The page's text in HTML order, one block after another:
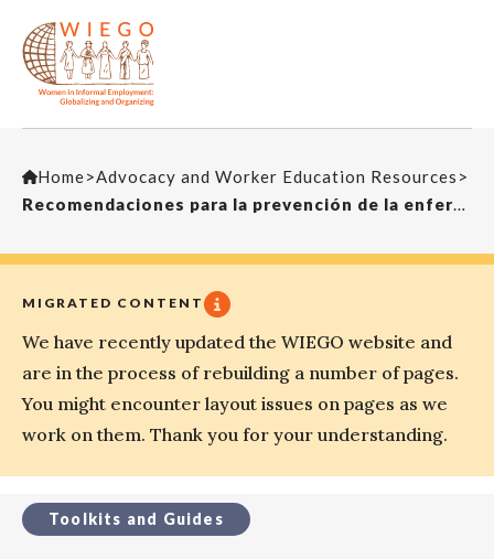
Home>Advocacy and Worker Education Resources >
Recomendaciones para la prevención de la enfermedad por coronavirus (COVID-19) entre las trabajadoras y los trabajadores del sector de los residuos sólidos
MIGRATED CONTENT
We have recently updated the WIEGO website and
are in the process of rebuilding a number of pages.
You might encounter layout issues on pages as we
work on them. Thank you for your understanding.
Toolkits and Guides